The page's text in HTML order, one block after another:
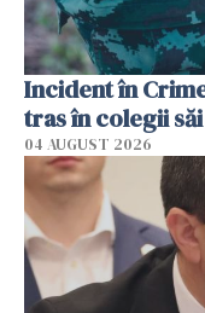
Incident în
tras în colegii
04 AUGUST 2026